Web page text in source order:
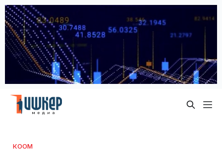
КООМ